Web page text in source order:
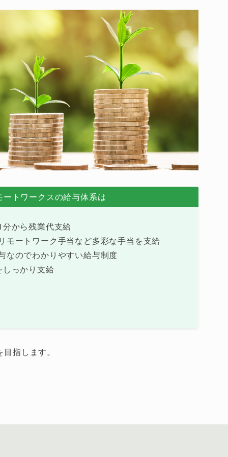
ートワークスの給与体系は
から残業代支給
モートワーク手当など多彩な手当を支給
なのでわかりやすい給与制度
っかり支給
指します。